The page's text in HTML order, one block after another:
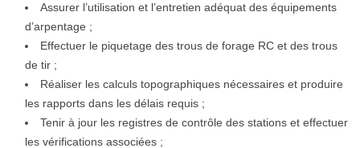
Assurer l’utilisation et l’entretien adéquat des équipements
d’arpentage ;
Effectuer le piquetage des trous de forage RC et des trous
de tir ;
Réaliser les calculs topographiques nécessaires et produire
les rapports dans les délais requis ;
Tenir à jour les registres de contrôle des stations et effectuer
les vérifications associées ;